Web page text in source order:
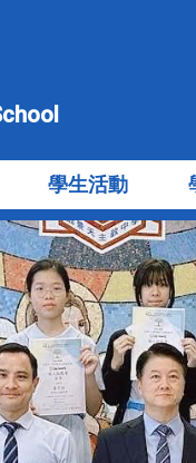
學生活動